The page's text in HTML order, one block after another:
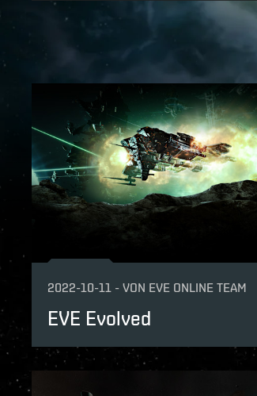
2022-10-11 - VON EVE ONLINE TEAM
EVE Evolved